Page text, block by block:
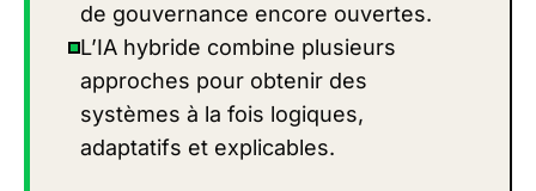
de gouvernance encore ouvertes.
L’IA hybride combine plusieurs
approches pour obtenir des
systèmes à la fois logiques,
adaptatifs et explicables.